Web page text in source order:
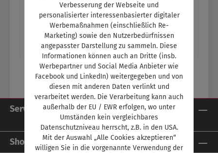
Titelthema: Strommärchen entlarvtImmer
mehr Fakten sprechen für den Elektroantrieb
im Auto Ein Thema im Schulungsteil:- Funk…
Mehr
Service-Hotline
Shop Service
Verbesserung der Webseite und
personalisierter interessenbasierter digitaler
Werbemaßnahmen (einschließlich Re-
Marketing) sowie den Nutzerbedürfnissen
angepasster Darstellung zu sammeln. Diese
Informationen können auch an Dritte (insb.
Werbepartner und Social Media Anbieter wie
Facebook und LinkedIn) weitergegeben und von
diesen mit anderen Daten verlinkt und
verarbeitet werden. Die Verarbeitung kann auch
außerhalb der EU / EWR erfolgen, wo unter
Umständen kein vergleichbares
Datenschutzniveau herrscht, z.B. in den USA.
Mit der Auswahl „Alle Cookies akzeptieren“
willigen Sie in die vorgenannte Verwendung der